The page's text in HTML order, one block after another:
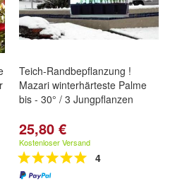
Teich-Randbepflanzung !
Mazari winterhärteste Palme
bis - 30° / 3 Jungpflanzen
25,80 €
Kostenloser Versand
4